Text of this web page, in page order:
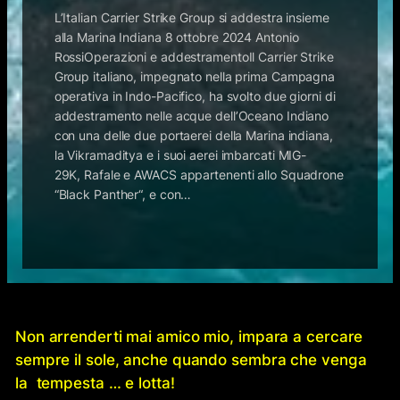
L’Italian Carrier Strike Group si addestra insieme
alla Marina Indiana 8 ottobre 2024 Antonio
RossiOperazioni e addestramento​Il Carrier Strike
Group italiano, impegnato nella prima Campagna
operativa in Indo-Pacifico, ha svolto due giorni di
addestramento nelle acque dell’Oceano Indiano
con una delle due portaerei della Marina indiana,
la Vikramaditya e i suoi aerei imbarcati MIG-
29K, Rafale e AWACS appartenenti allo Squadrone
“Black Panther“, e con…
Non arrenderti mai amico mio, impara a cercare
sempre il sole, anche quando sembra che venga
la tempesta … e lotta!